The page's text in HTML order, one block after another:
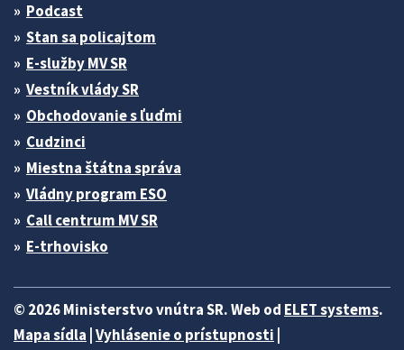
Podcast
Stan sa policajtom
E-služby MV SR
Vestník vlády SR
Obchodovanie s ľuďmi
Cudzinci
Miestna štátna správa
Vládny program ESO
Call centrum MV SR
E-trhovisko
© 2026 Ministerstvo vnútra SR. Web od ELET systems.
Mapa sídla Vyhlásenie o prístupnosti